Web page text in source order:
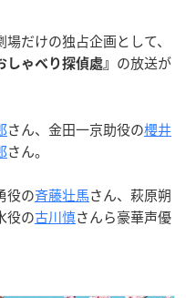
だけの独占企画として、
しゃべり探偵處』 の放送が
さん、金田一京助役の櫻井
さん。
役の斉藤壮馬さん、萩原朔
役の古川慎さんら豪華声優